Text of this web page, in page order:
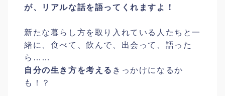
が、リアルな話を語ってくれますよ！
新たな暮らし方を取り入れている人たちと一
緒に、食べて、飲んで、出会って、語った
ら……
自分の生き方を考える きっかけになるか
も！？